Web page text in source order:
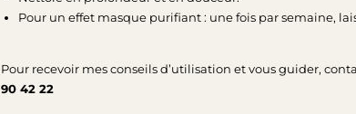
Pour un effet masque purifiant : une fois par semaine,
Pour recevoir mes conseils d’utilisation et vous guider,
90 42 22